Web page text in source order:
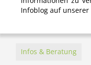
Infoblog auf unserer
Infos & Beratung